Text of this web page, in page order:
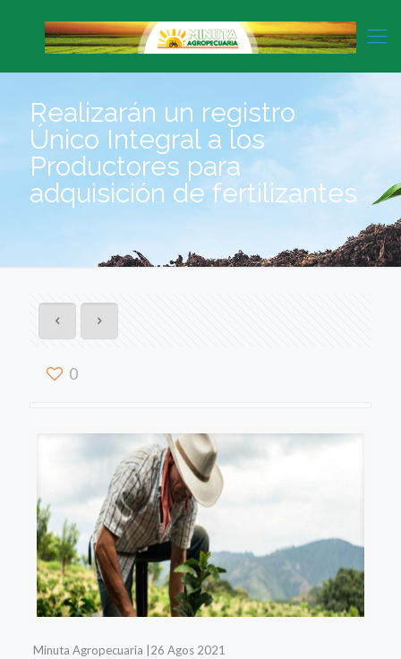
Realizarán un registro
Único Integral a los
Productores para
adquisición de fertilizantes
0
Minuta Agropecuaria |26 Agos 2021